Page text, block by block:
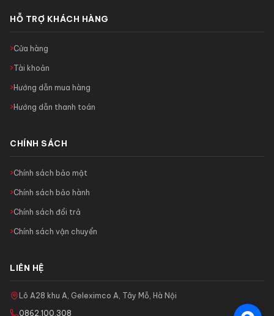
HỖ TRỢ KHÁCH HÀNG
Cửa hàng
Tài khoản
Hướng dẫn mua hàng
Hướng dẫn thanh toán
CHÍNH SÁCH
Chính sách bảo mật
Chính sách bảo hành
Chính sách đổi trả
Chính sách vận chuyển
LIÊN HỆ
Lô A28 khu A, Geleximco A, Tây Mỗ, Hà Nội
0862.100.308